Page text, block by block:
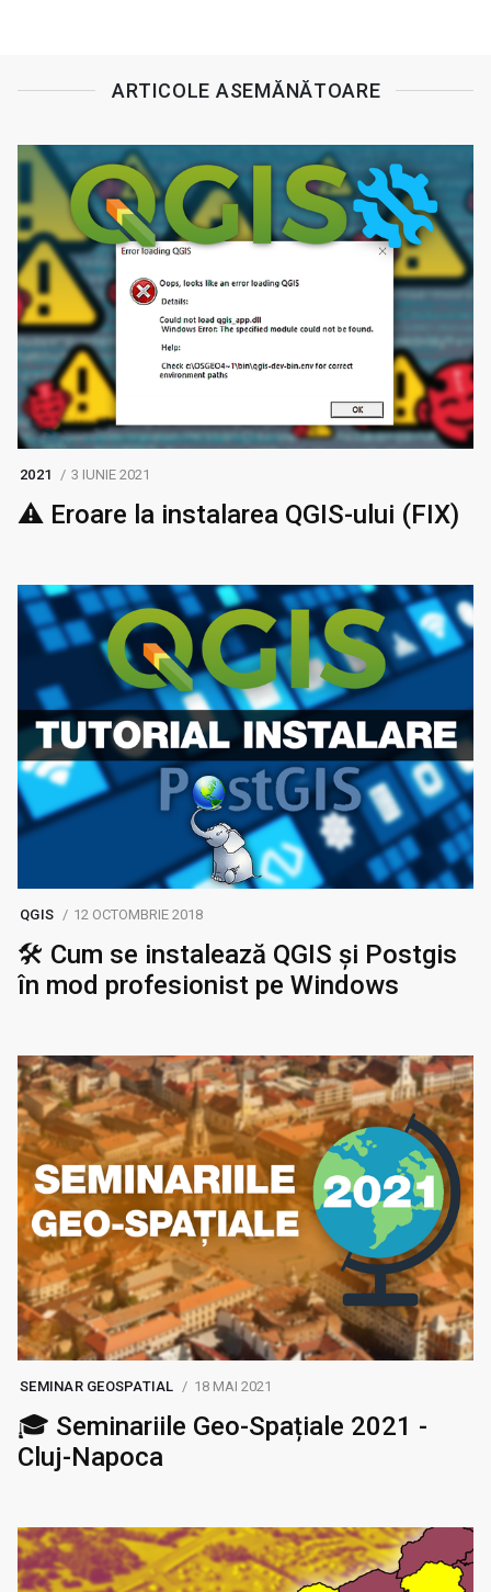
ARTICOLE ASEMĂNĂTOARE
2021 3 IUNIE 2021
⚠️ Eroare la instalarea QGIS-ului (FIX)
QGIS 12 OCTOMBRIE 2018
🛠️ Cum se instalează QGIS și Postgis
în mod profesionist pe Windows
SEMINAR GEOSPATIAL 18 MAI 2021
🎓 Seminariile Geo-Spațiale 2021 -
Cluj-Napoca